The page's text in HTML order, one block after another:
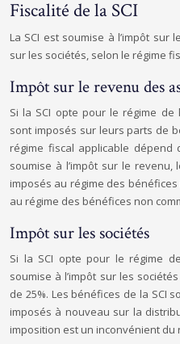
Fiscalité de la SCI
La SCI est soumise à l’impôt sur
sur les sociétés, selon le régime
Impôt sur le revenu des
Si la SCI opte pour le régime de
sont imposés sur leurs parts de
régime fiscal applicable dépend
soumise à l’impôt sur le revenu,
imposés au régime des bénéfices
au régime des bénéfices non
Impôt sur les sociétés
Si la SCI opte pour le régime
soumise à l’impôt sur les sociétés
de 25%. Les bénéfices de la SCI
imposés à nouveau sur la
imposition est un inconvénient du